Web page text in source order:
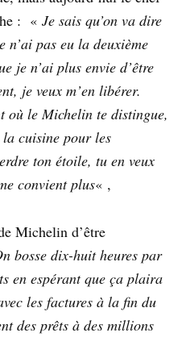
: « Je sais qu’on va dire
pas eu la deuxième
je n’ai plus envie d’être
je veux m’en libérer.
où le Michelin te distingue,
cuisine pour les
ton étoile, tu en veux
convient plus« ,
Michelin d’être
bosse dix-huit heures par
en espérant que ça plaira
les factures à la fin du
des prêts à des millions